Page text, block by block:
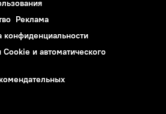
Реклама
конфиденциальности
и автоматического